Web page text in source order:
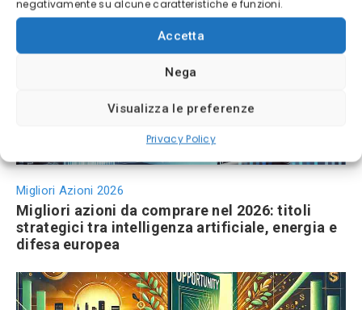
negativamente su alcune caratteristiche e funzioni.
Accetta
Nega
Visualizza le preferenze
Privacy Policy
Previsioni USDJPY 2026
Migliori Azioni 2026
Migliori azioni da comprare nel 2026: titoli
strategici tra intelligenza artificiale, energia e
difesa europea